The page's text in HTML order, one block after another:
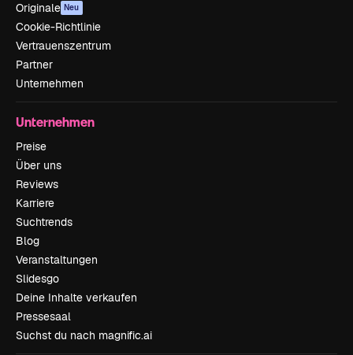
Originale Neu
Cookie-Richtlinie
Vertrauenszentrum
Partner
Unternehmen
Unternehmen
Preise
Über uns
Reviews
Karriere
Suchtrends
Blog
Veranstaltungen
Slidesgo
Deine Inhalte verkaufen
Pressesaal
Suchst du nach magnific.ai